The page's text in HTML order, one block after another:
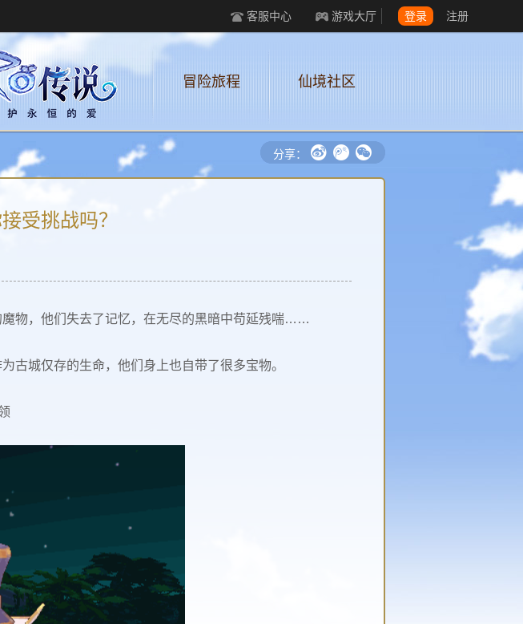
客服中心 游戏大厅 登录 注册
冒险旅程 仙境社区
分享： f e w
受挑战吗？
物，他们失去了记忆，在无尽的黑暗中苟延残喘……
古城仅存的生命，他们身上也自带了很多宝物。